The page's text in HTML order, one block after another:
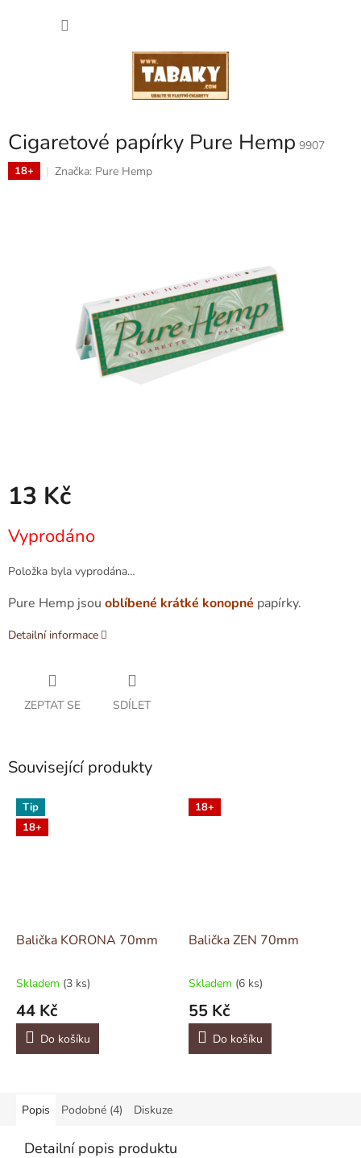
Cigaretové papírky Pure Hemp 9907
18+ Značka: Pure Hemp
13 Kč
cena:
Vyprodáno
Položka byla vyprodána…
Pure Hemp jsou oblíbené krátké konopné papírky.
Detailní informace
ZEPTAT SE SDÍLET
Související produkty
Tip
18+
Balička KORONA 70mm
Skladem (3 ks)
44 Kč
Do košíku
18+
Balička ZEN 70mm
Skladem (6 ks)
55 Kč
Do košíku
Popis Podobné (4) Diskuze
Detailní popis produktu